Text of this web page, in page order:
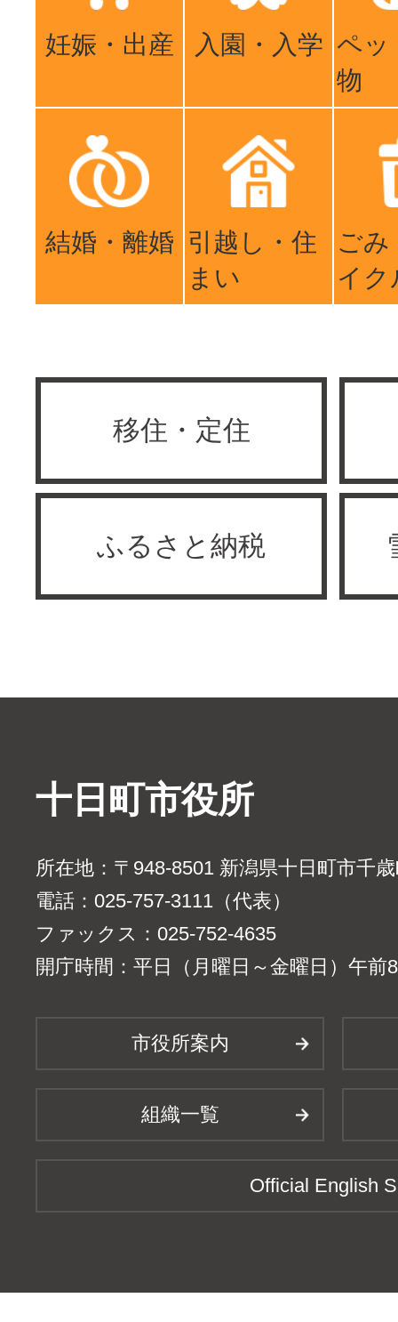
妊娠・出産 入園・入学 ペッ
物
結婚・離婚 引越し・住
まい
ごみ
イク
移住・定住
ふるさと納税
十日町市役所
所在地：〒948-8501 新潟県十日町市千
電話：025-757-3111（代表）
ファックス：025-752-4635
開庁時間：平日（月曜日～金曜日）午前
市役所案内
組織一覧
Official English